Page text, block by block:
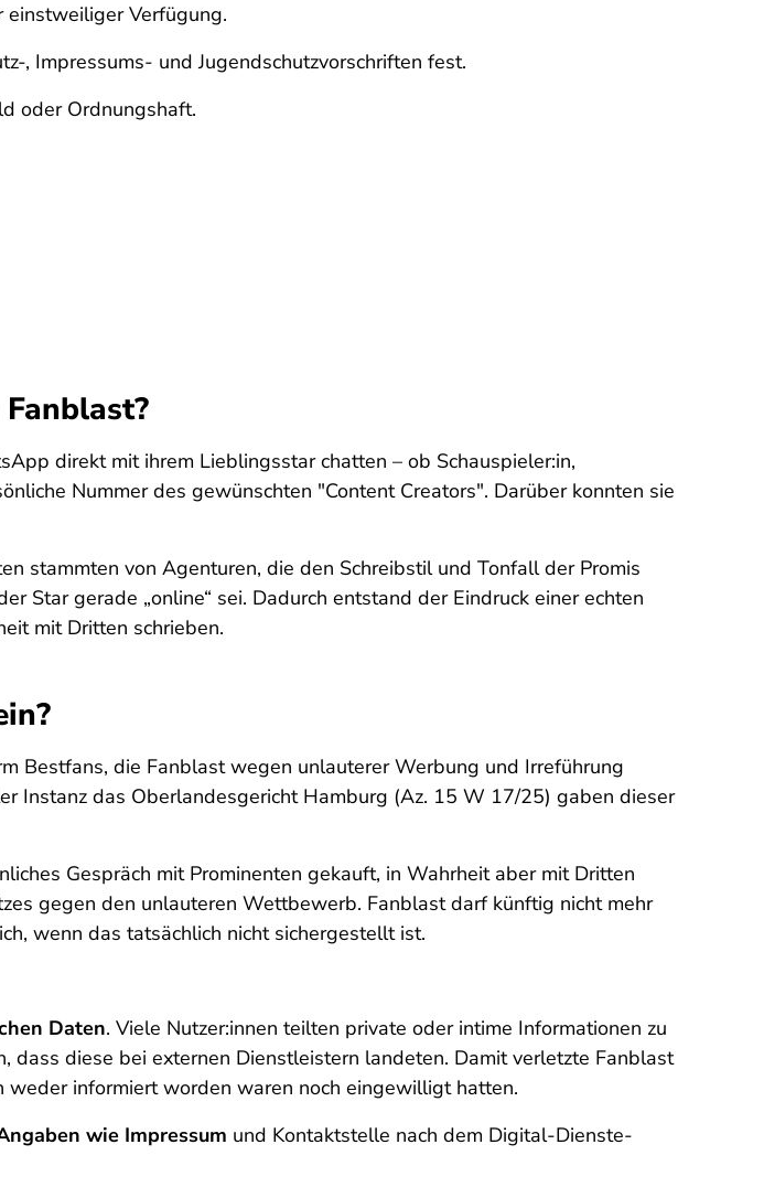
Verfügung.
, Impressums- und Jugendschutzvorschriften fest.
oder Ordnungshaft.
direkt mit ihrem Lieblingsstar chatten – ob Schauspieler:in,
Nummer des gewünschten "Content Creators". Darüber konnten sie
stammten von Agenturen, die den Schreibstil und Tonfall der Promis
Star gerade „online“ sei. Dadurch entstand der Eindruck einer echten
mit Dritten schrieben.
Bestfans, die Fanblast wegen unlauterer Werbung und Irreführung
Instanz das Oberlandesgericht Hamburg (Az. 15 W 17/25) gaben dieser
Gespräch mit Prominenten gekauft, in Wahrheit aber mit Dritten
gegen den unlauteren Wettbewerb. Fanblast darf künftig nicht mehr
wenn das tatsächlich nicht sichergestellt ist.
Daten. Viele Nutzer:innen teilten private oder intime Informationen zu
dass diese bei externen Dienstleistern landeten. Damit verletzte Fanblast
weder informiert worden waren noch eingewilligt hatten.
wie Impressum und Kontaktstelle nach dem Digital-Dienste-